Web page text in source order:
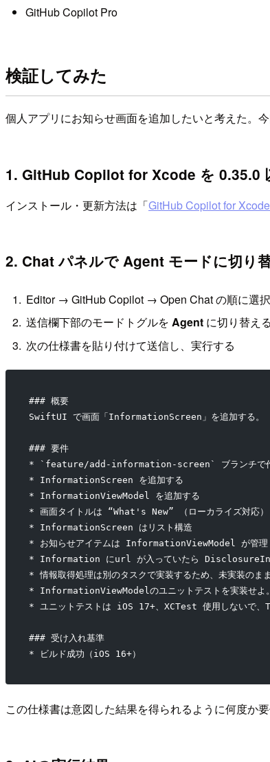
GitHub Copilot Pro
検証してみた
個人アプリにお知らせ画面を追加したいと考えた。
1. GitHub Copilot for Xcode を 0.35.0
インストール・更新方法は「GitHub Copilot for
2. Chat パネルで Agent モードに切り
Editor → GitHub Copilot → Open Chat の順に選
送信欄下部のモードトグルをAgent に切り替える
次の仕様書を貼り付けて送信し、実行する
### 概要
SwiftUI で画面「InformationScreen」を追加する。
### 要件
* `feature/add-information-screen` ブランチで作
* InformationScreen を追加する
* InformationViewModel を追加する
* 画面タイトルは “What's New” （ローカライズ対応）
* InformationScreen はリスト構造
* お知らせアイテムは InformationViewModel が管理
* Information にurl が入っていたら
* 情報取得処理は別のタスクで実装するため、未実装のま
* InformationViewModelのユニットテストを実装せよ。
* ユニットテストは iOS 17+、XCTest 使用しないで、
### 受け入れ基準
* ビルド成功（iOS 16+）
この仕様書は意図した結果を得られるように何度か